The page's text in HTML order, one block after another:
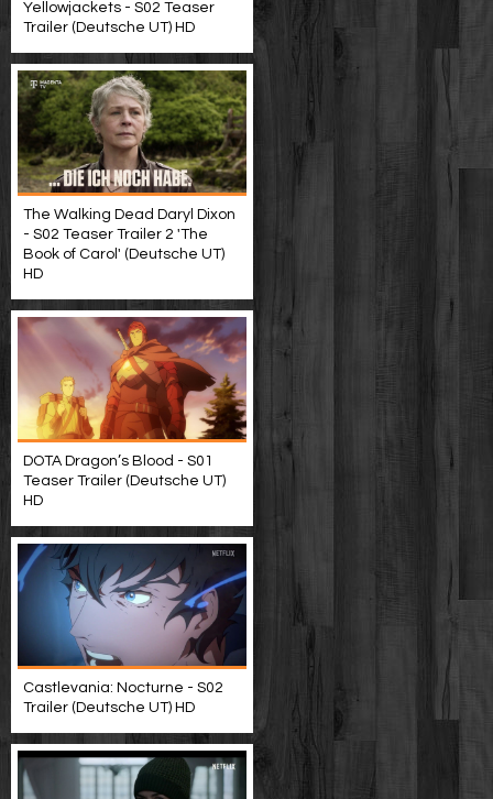
Yellowjackets - S02 Teaser
Trailer (Deutsche UT) HD
The Walking Dead Daryl Dixon
- S02 Teaser Trailer 2 'The
Book of Carol' (Deutsche UT)
HD
DOTA Dragon’s Blood - S01
Teaser Trailer (Deutsche UT)
HD
Castlevania: Nocturne - S02
Trailer (Deutsche UT) HD